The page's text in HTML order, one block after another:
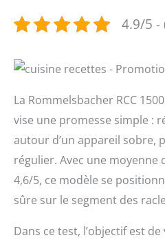
4.9/5 -
La Rommelsbacher RCC
vise une promesse simple :
autour d’un appareil sobre,
régulier. Avec une moyenne
4,6/5, ce modèle se
sûre sur le segment des
Dans ce test, l’objectif est